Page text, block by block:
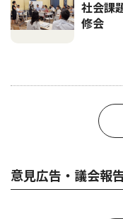
社会課
修会
意見広告・議会報